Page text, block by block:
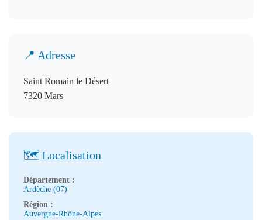
📍 Adresse
Saint Romain le Désert
7320 Mars
🗺️ Localisation
Département :
Ardèche (07)
Région :
Auvergne-Rhône-Alpes